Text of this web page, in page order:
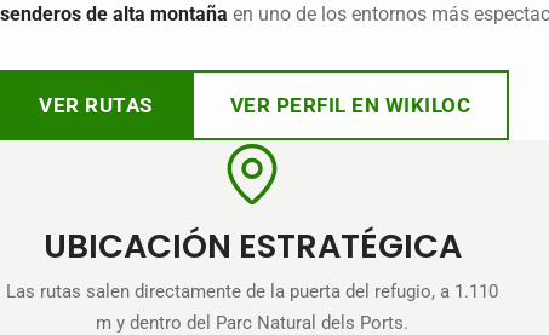
senderos de alta montaña en uno de los entornos más
VER RUTAS VER PERFIL EN WIKILOC
UBICACIÓN ESTRATÉGICA
Las rutas salen directamente de la puerta del refugio, a 1.110
m y dentro del Parc Natural dels Ports.